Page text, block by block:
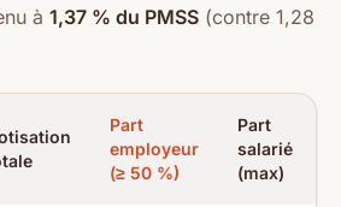
à 1,37 % du PMSS (contre 1,28
Part
employeur
(≥ 50 %)
Part
salarié
(max)